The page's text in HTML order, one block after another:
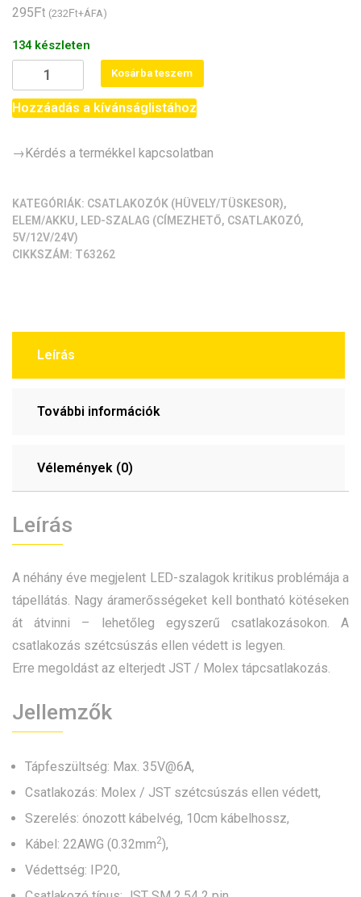
295Ft (232Ft+ÁFA)
134 készleten
szalag
tápcsatlakozó
apa-
mennyiség
Kosárba teszem
Hozzáadás a kívánságlistához
→Kérdés a termékkel kapcsolatban
KATEGÓRIÁK: CSATLAKOZÓK (HÜVELY/TÜSKESOR),
ELEM/AKKU, LED-SZALAG (CÍMEZHETŐ, CSATLAKOZÓ,
5V/12V/24V)
CIKKSZÁM: T63262
Leírás
További információk
Vélemények (0)
Leírás
A néhány éve megjelent LED-szalagok kritikus problémája a
tápellátás. Nagy áramerősségeket kell bontható kötéseken
át átvinni – lehetőleg egyszerű csatlakozásokon. A
csatlakozás szétcsúszás ellen védett is legyen.
Erre megoldást az elterjedt JST / Molex tápcsatlakozás.
Jellemzők
Tápfeszültség: Max. 35V@6A,
Csatlakozás: Molex / JST szétcsúszás ellen védett,
Szerelés: ónozott kábelvég, 10cm kábelhossz,
Kábel: 22AWG (0.32mm2),
Védettség: IP20,